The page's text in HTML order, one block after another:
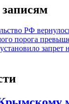
РФ
порога
запрет